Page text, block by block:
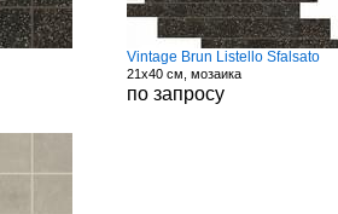
Vintage Brun Listello Sfalsato
21x40 см, мозаика
по запросу